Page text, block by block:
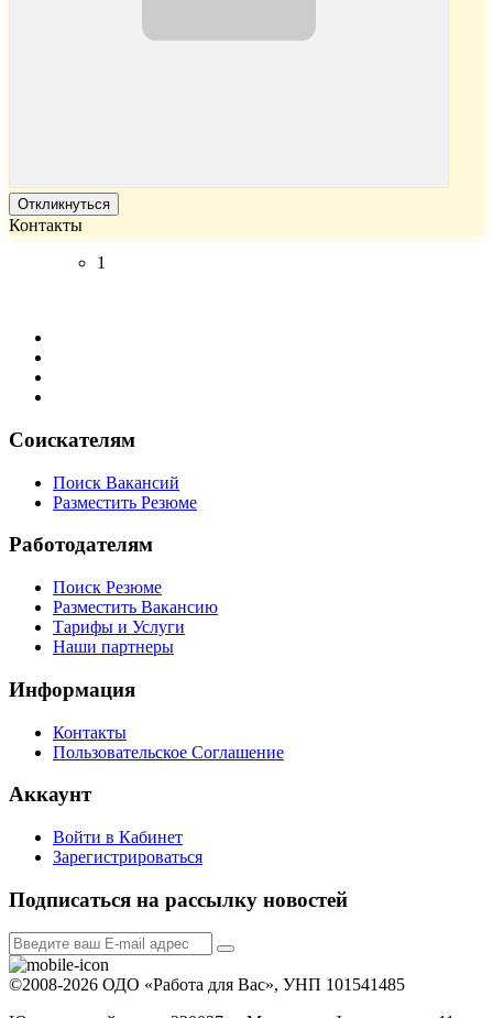
Откликнуться
Контакты
1
Соискателям
Поиск Вакансий
Разместить Резюме
Работодателям
Поиск Резюме
Разместить Вакансию
Тарифы и Услуги
Наши партнеры
Информация
Контакты
Пользовательское Соглашение
Аккаунт
Войти в Кабинет
Зарегистрироваться
Подписаться на рассылку новостей
©2008-2026 ОДО «Работа для Вас», УНП 101541485